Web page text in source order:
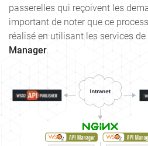
passerelles qui reçoivent les
important de noter que ce
réalisé en utilisant les services
Manager.